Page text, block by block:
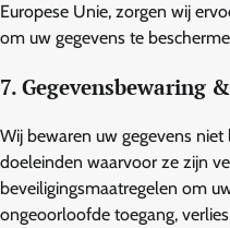
Europese Unie, zorgen wij
om uw gegevens te
7. Gegevensbewaring
Wij bewaren uw gegevens
doeleinden waarvoor ze zijn
beveiligingsmaatregelen om
ongeoorloofde toegang,